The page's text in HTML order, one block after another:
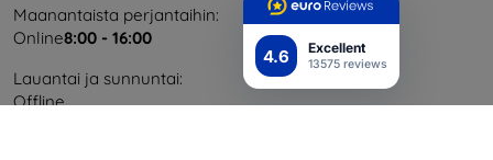
4.6 Excellent
13575 reviews
Maanantaista perjantaihin:
Online8:00 - 16:00
Lauantai ja sunnuntai:
Offline